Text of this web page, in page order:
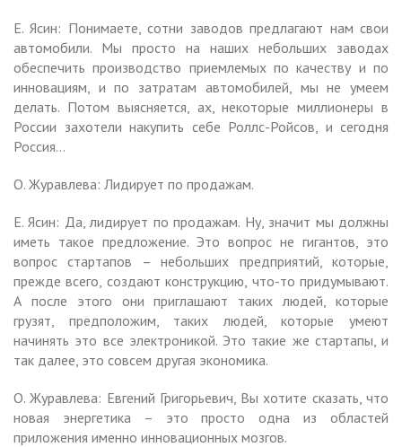
Е. Ясин: Понимаете, сотни заводов предлагают нам свои
автомобили. Мы просто на наших небольших заводах
обеспечить производство приемлемых по качеству и по
инновациям, и по затратам автомобилей, мы не умеем
делать. Потом выясняется, ах, некоторые миллионеры в
России захотели накупить себе Роллс-Ройсов, и сегодня
Россия…
О. Журавлева: Лидирует по продажам.
Е. Ясин: Да, лидирует по продажам. Ну, значит мы должны
иметь такое предложение. Это вопрос не гигантов, это
вопрос стартапов – небольших предприятий, которые,
прежде всего, создают конструкцию, что-то придумывают.
А после этого они приглашают таких людей, которые
грузят, предположим, таких людей, которые умеют
начинять это все электроникой. Это такие же стартапы, и
так далее, это совсем другая экономика.
О. Журавлева: Евгений Григорьевич, Вы хотите сказать, что
новая энергетика – это просто одна из областей
приложения именно инновационных мозгов.